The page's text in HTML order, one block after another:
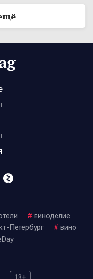
# виноделие
Петербург # вино
18+